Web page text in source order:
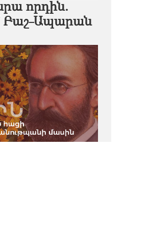
որդին.
Բաշ-Ապարան